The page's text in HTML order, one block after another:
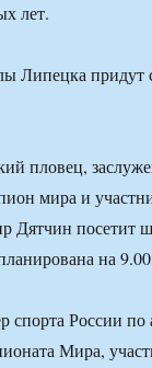
лет.
пловец,
мира и
Дятчин посетит
на
спорта России по
Мира,